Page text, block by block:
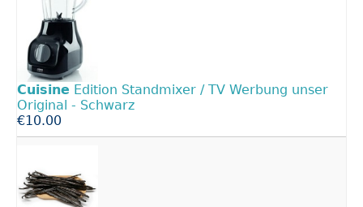
Cuisine Edition Standmixer / TV Werbung unser
Original - Schwarz
€10.00